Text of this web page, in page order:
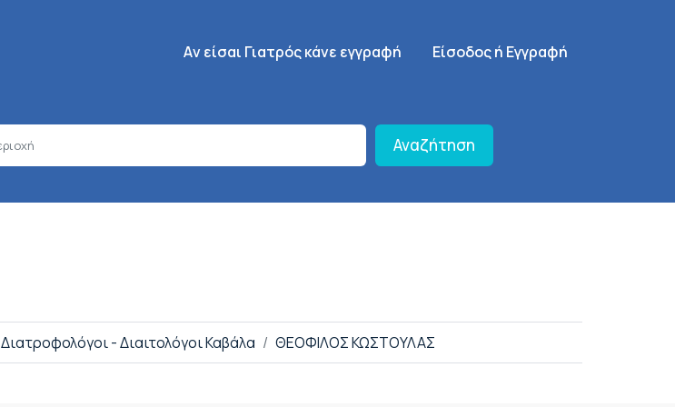
Κεντρική πλοήγηση
Aν είσαι Γιατρός κάνε εγγραφή SignUp Menu
Είσοδος ή Εγγραφή
Αναζήτηση
Διατροφολόγοι - Διαιτολόγοι Καβάλα ΘΕΟΦΙΛΟΣ ΚΩΣΤΟΥΛΑΣ